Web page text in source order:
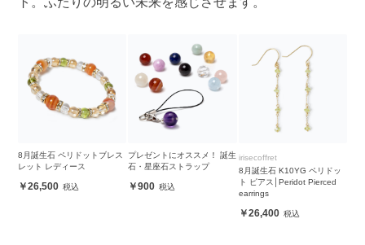
8月誕生石 ペリドットブレス
レット レディース
26,500
プレゼントにオススメ！ 誕生
石・星座石ストラップ
900
irisecoffret
8月誕生石 K10YG ペリドッ
ト ピアス│Peridot Pierced
earrings
26,400